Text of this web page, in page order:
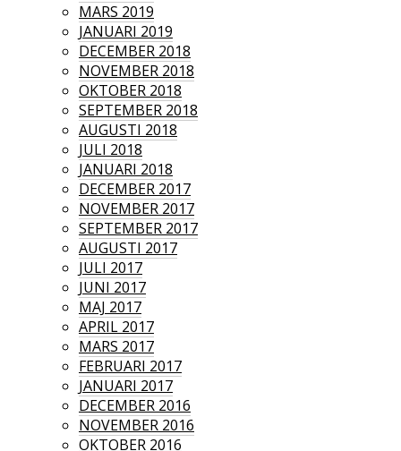
MARS 2019
JANUARI 2019
DECEMBER 2018
NOVEMBER 2018
OKTOBER 2018
SEPTEMBER 2018
AUGUSTI 2018
JULI 2018
JANUARI 2018
DECEMBER 2017
NOVEMBER 2017
SEPTEMBER 2017
AUGUSTI 2017
JULI 2017
JUNI 2017
MAJ 2017
APRIL 2017
MARS 2017
FEBRUARI 2017
JANUARI 2017
DECEMBER 2016
NOVEMBER 2016
OKTOBER 2016